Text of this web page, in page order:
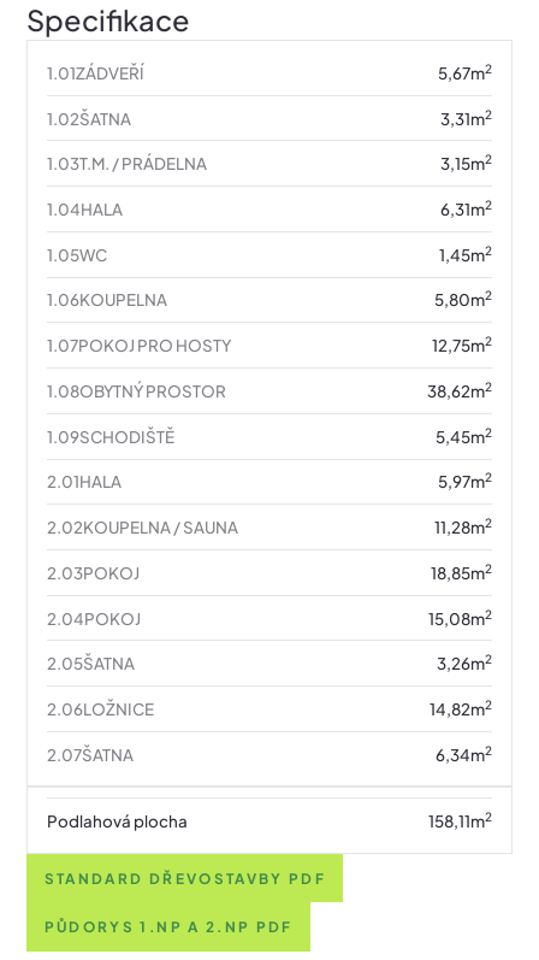
Specifikace
1.01ZÁDVEŘÍ 5,67m2
1.02ŠATNA 3,31m2
1.03T.M. / PRÁDELNA 3,15m2
1.04HALA 6,31m2
1.05WC 1,45m2
1.06KOUPELNA 5,80m2
1.07POKOJ PRO HOSTY 12,75m2
1.08OBYTNÝ PROSTOR 38,62m2
1.09SCHODIŠTĚ 5,45m2
2.01HALA 5,97m2
2.02KOUPELNA / SAUNA 11,28m2
2.03POKOJ 18,85m2
2.04POKOJ 15,08m2
2.05ŠATNA 3,26m2
2.06LOŽNICE 14,82m2
2.07ŠATNA 6,34m2
Podlahová plocha 158,11m2
STANDARD DŘEVOSTAVBY PDF
PŮDORYS 1.NP A 2.NP PDF